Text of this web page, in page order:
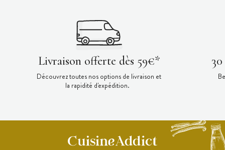
Livraison offerte dès 59€*
Découvrez toutes nos options de livraison et
la rapidité d'expédition.